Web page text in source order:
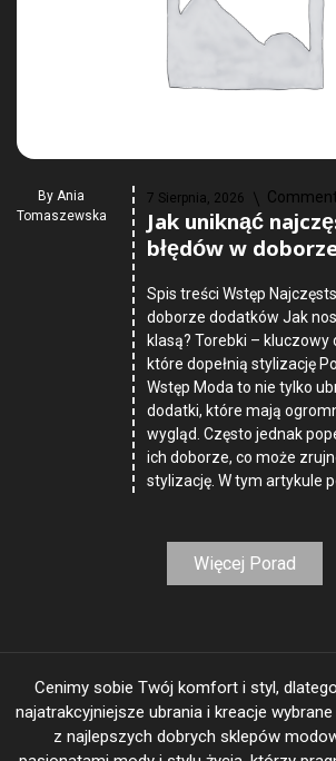
By Ania
Tomaszewska
7 Sierpnia, 2026
Jak uniknąć
błędów w
Spis treści Wstęp
doborze dodatków Jak
klasą? Torebki – kluczowy
które dopełnią stylizację
Wstęp Moda to nie tylko
dodatki, które mają
wygląd. Często jednak
ich doborze, co może
stylizację. W tym artykule
Więcej Porad
Cenimy sobie Twój komfort i styl,
najatrakcyjniejsze ubrania i kreacje
z najlepszych dobrych sklepów